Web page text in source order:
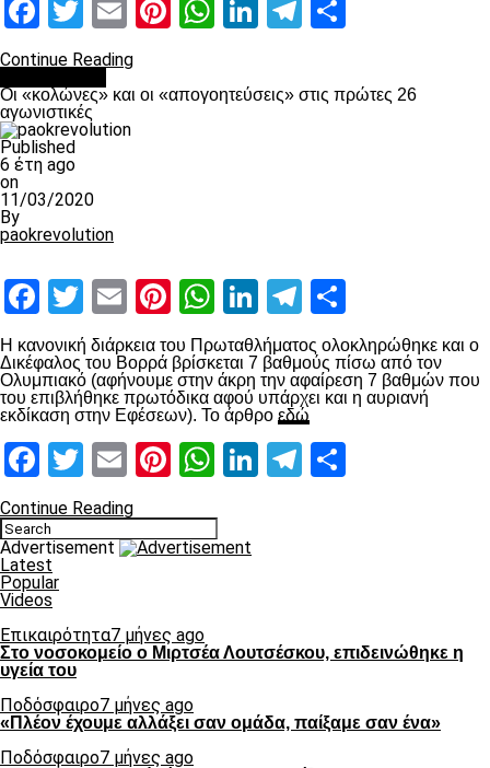
Facebook
Twitter
EmailPinterest
WhatsApp
LinkedInTelegram
Continue Reading
Οι «κολώνες» και οι «απογοητεύσεις» στις πρώτες 26
αγωνιστικές
Published
6 έτη ago
on
11/03/2020
By
paokrevolution
Facebook
Twitter
EmailPinterest
WhatsApp
LinkedIn
Telegram
Η κανονική διάρκεια του Πρωταθλήματος ολοκληρώθηκε και ο
Δικέφαλος του Βορρά βρίσκεται 7 βαθμούς πίσω από τον
Ολυμπιακό (αφήνουμε στην άκρη την αφαίρεση 7 βαθμών που
του επιβλήθηκε πρωτόδικα αφού υπάρχει και η αυριανή
εκδίκαση στην Εφέσεων). Το άρθρο εδώ
Facebook
Twitter
EmailPinterest
WhatsApp
LinkedIn
Telegram
Continue Reading
Advertisement
Latest
Popular
Videos
Επικαιρότητα7 μήνες ago
Στο νοσοκομείο ο Μιρτσέα Λουτσέσκου, επιδεινώθηκε η
υγεία του
Ποδόσφαιρο7 μήνες ago
«Πλέον έχουμε αλλάξει σαν ομάδα, παίξαμε σαν ένα»
Ποδόσφαιρο7 μήνες ago